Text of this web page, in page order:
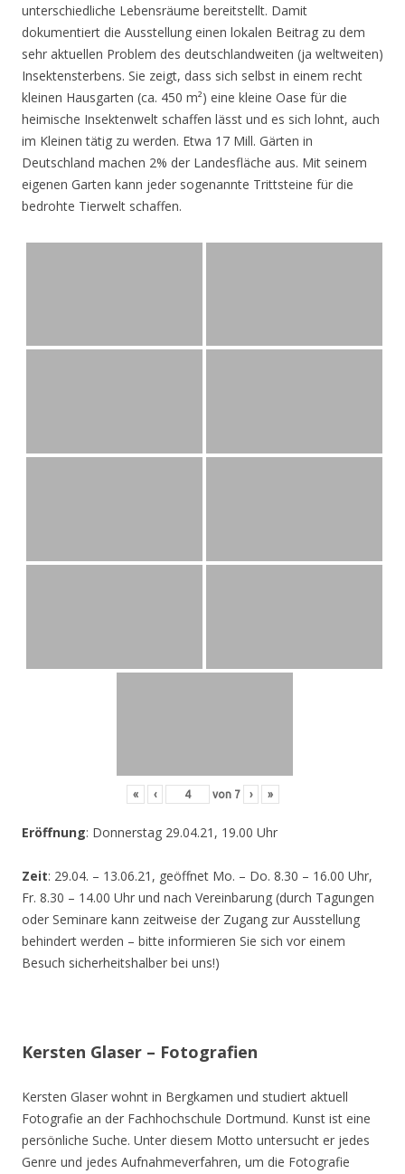
unterschiedliche Lebensräume bereitstellt. Damit
dokumentiert die Ausstellung einen lokalen Beitrag zu dem
sehr aktuellen Problem des deutschlandweiten (ja weltweiten)
Insektensterbens. Sie zeigt, dass sich selbst in einem recht
kleinen Hausgarten (ca. 450 m²) eine kleine Oase für die
heimische Insektenwelt schaffen lässt und es sich lohnt, auch
im Kleinen tätig zu werden. Etwa 17 Mill. Gärten in
Deutschland machen 2% der Landesfläche aus. Mit seinem
eigenen Garten kann jeder sogenannte Trittsteine für die
bedrohte Tierwelt schaffen.
« ‹ von 7 › »
Eröffnung: Donnerstag 29.04.21, 19.00 Uhr
Zeit: 29.04. – 13.06.21, geöffnet Mo. – Do. 8.30 – 16.00 Uhr,
Fr. 8.30 – 14.00 Uhr und nach Vereinbarung (durch Tagungen
oder Seminare kann zeitweise der Zugang zur Ausstellung
behindert werden – bitte informieren Sie sich vor einem
Besuch sicherheitshalber bei uns!)
Kersten Glaser – Fotografien
Kersten Glaser wohnt in Bergkamen und studiert aktuell
Fotografie an der Fachhochschule Dortmund. Kunst ist eine
persönliche Suche. Unter diesem Motto untersucht er jedes
Genre und jedes Aufnahmeverfahren, um die Fotografie